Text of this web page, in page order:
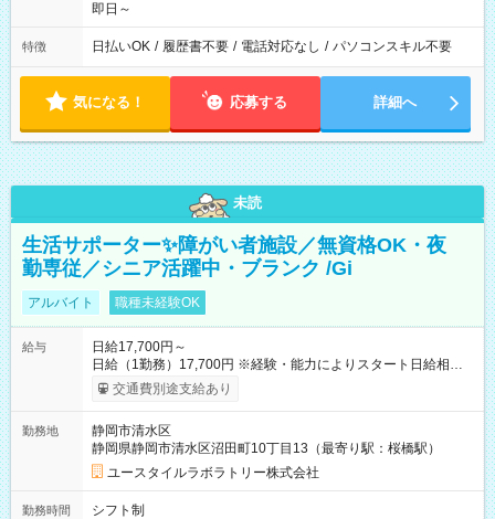
即日～
特徴 日払いOK / 履歴書不要 / 電話対応なし / パソコンスキル不要
気になる！ 応募する 詳細へ
未読
生活サポーター✨障がい者施設／無資格OK・夜
勤専従／シニア活躍中・ブランク /Gi
アルバイト 職種未経験OK
給与
日給17,700円～
日給（1勤務）17,700円 ※経験・能力によりスタート日給相談
可・昇給可 【試用期間】試用期間あり 試用期間の長さ：3ヶ月
雇用形態、給与は本採用時と同じです。
交通費別途支給あり
勤務地
静岡市清水区
静岡県静岡市清水区沼田町10丁目13（最寄り駅：桜橋駅）
ユースタイルラボラトリー株式会社
勤務時間
シフト制